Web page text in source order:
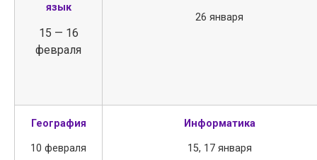
язык
15 — 16
февраля
26 января
География
10 февраля
Информатика
15, 17 января